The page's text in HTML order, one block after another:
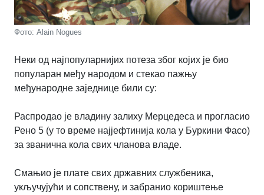
Фото: Alain Nogues
Неки од најпопуларнијих потеза због којих је био
популаран међу народом и стекао пажњу
међународне заједнице били су:
Распродао је владину залиху Мерцедеса и прогласио
Рено 5 (у то време најјефтинија кола у Буркини Фасо)
за званична кола свих чланова владе.
Смањио је плате свих државних службеника,
укључујући и сопствену, и забранио кориштење